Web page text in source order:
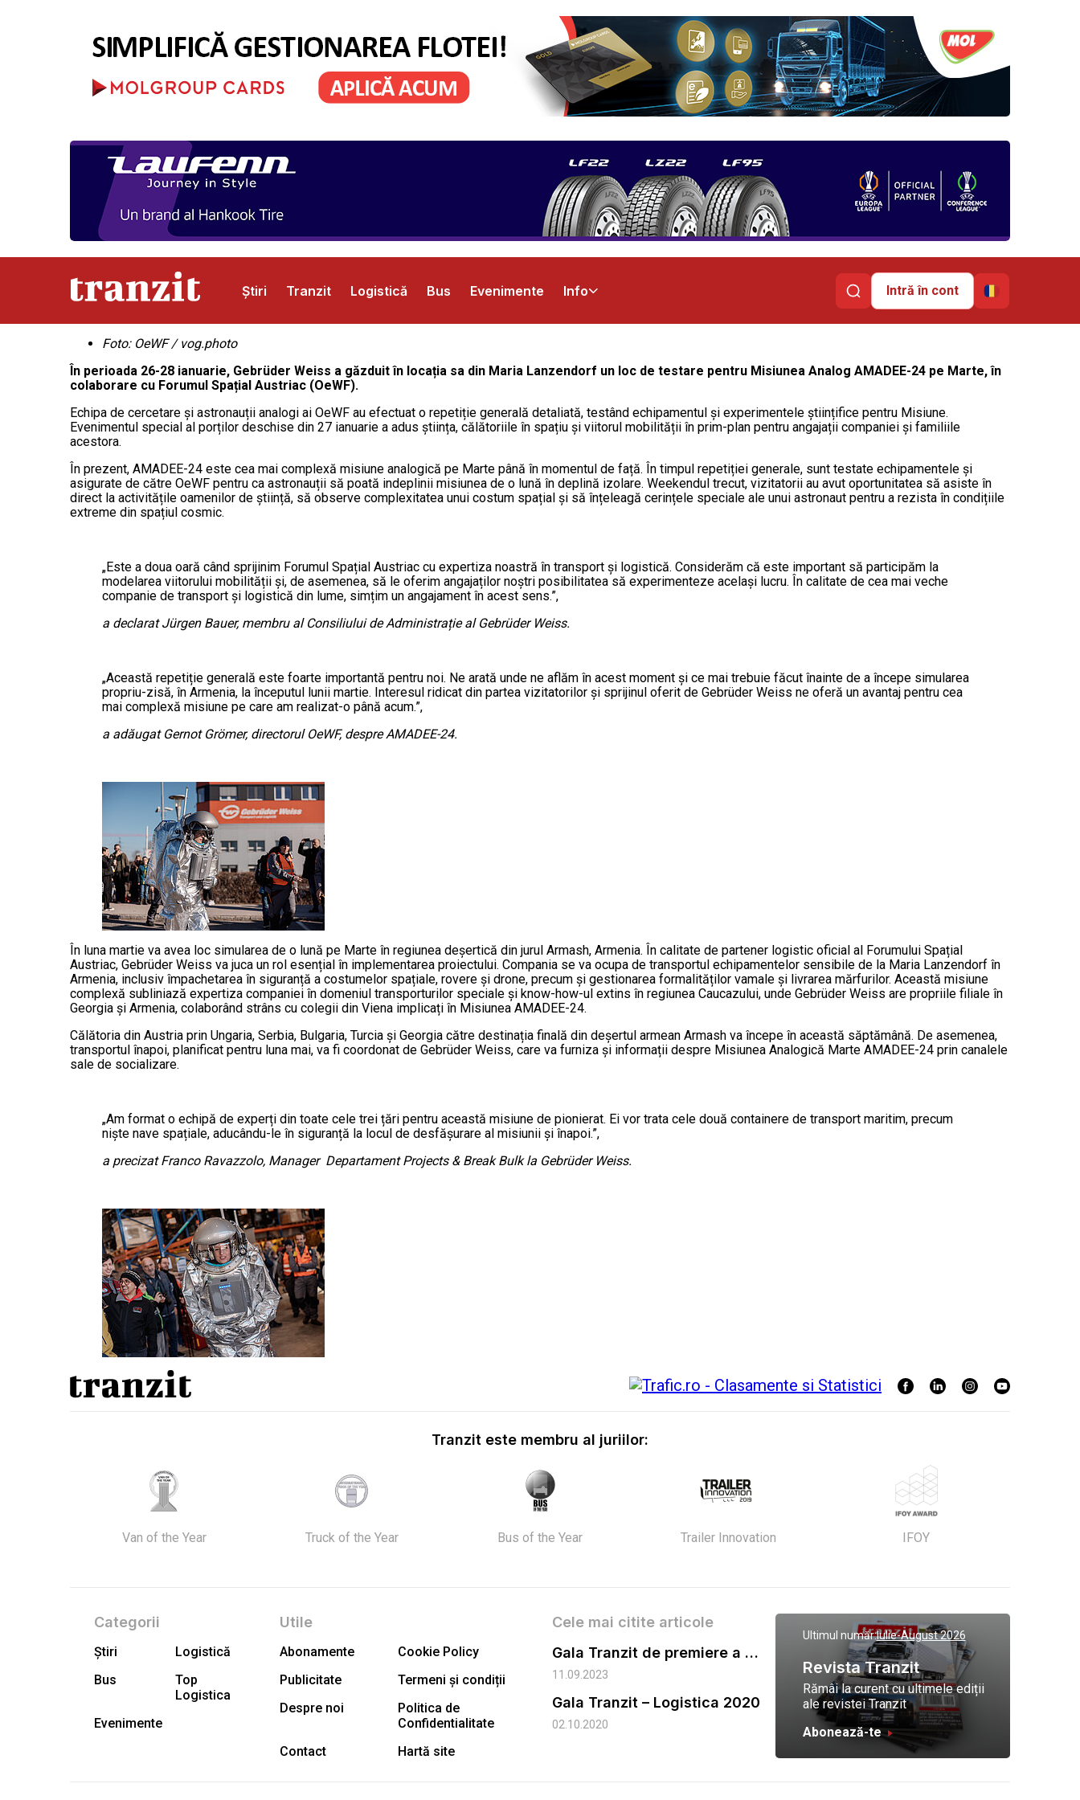
Știri Tranzit Logistică Bus Evenimente Info
Abonamente Publicitate
Intră în cont
Foto: OeWF / vog.photo
În perioada 26-28 ianuarie, Gebrüder Weiss a găzduit în locația sa din Maria Lanzendorf un loc de testare pentru Misiunea Analog AMADEE-24 pe Marte, în
colaborare cu Forumul Spațial Austriac (OeWF).
Echipa de cercetare și astronauții analogi ai OeWF au efectuat o repetiție generală detaliată, testând echipamentul și experimentele științifice pentru Misiune.
Evenimentul special al porților deschise din 27 ianuarie a adus știința, călătoriile în spațiu și viitorul mobilității în prim-plan pentru angajații companiei și familiile
acestora.
În prezent, AMADEE-24 este cea mai complexă misiune analogică pe Marte până în momentul de față. În timpul repetiției generale, sunt testate echipamentele și
asigurate de către OeWF pentru ca astronauții să poată indeplinii misiunea de o lună în deplină izolare. Weekendul trecut, vizitatorii au avut oportunitatea să asiste în
direct la activitățile oamenilor de știință, să observe complexitatea unui costum spațial și să înțeleagă cerințele speciale ale unui astronaut pentru a rezista în condițiile
extreme din spațiul cosmic.
„Este a doua oară când sprijinim Forumul Spațial Austriac cu expertiza noastră în transport și logistică. Considerăm că este important să participăm la
modelarea viitorului mobilității și, de asemenea, să le oferim angajaților noștri posibilitatea să experimenteze același lucru. În calitate de cea mai veche
companie de transport și logistică din lume, simțim un angajament în acest sens.”,
a declarat Jürgen Bauer, membru al Consiliului de Administrație al Gebrüder Weiss.
„Această repetiție generală este foarte importantă pentru noi. Ne arată unde ne aflăm în acest moment și ce mai trebuie făcut înainte de a începe simularea
propriu-zisă, în Armenia, la începutul lunii martie. Interesul ridicat din partea vizitatorilor și sprijinul oferit de Gebrüder Weiss ne oferă un avantaj pentru cea
mai complexă misiune pe care am realizat-o până acum.”,
a adăugat Gernot Grömer, directorul OeWF, despre AMADEE-24.
În luna martie va avea loc simularea de o lună pe Marte în regiunea deșertică din jurul Armash, Armenia. În calitate de partener logistic oficial al Forumului Spațial
Austriac, Gebrüder Weiss va juca un rol esențial în implementarea proiectului. Compania se va ocupa de transportul echipamentelor sensibile de la Maria Lanzendorf în
Armenia, inclusiv împachetarea în siguranță a costumelor spațiale, rovere și drone, precum și gestionarea formalităților vamale și livrarea mărfurilor. Această misiune
complexă subliniază expertiza companiei în domeniul transporturilor speciale și know-how-ul extins în regiunea Caucazului, unde Gebrüder Weiss are propriile filiale în
Georgia și Armenia, colaborând strâns cu colegii din Viena implicați în Misiunea AMADEE-24.
Călătoria din Austria prin Ungaria, Serbia, Bulgaria, Turcia și Georgia către destinația finală din deșertul armean Armash va începe în această săptămână. De asemenea,
transportul înapoi, planificat pentru luna mai, va fi coordonat de Gebrüder Weiss, care va furniza și informații despre Misiunea Analogică Marte AMADEE-24 prin canalele
sale de socializare.
„Am format o echipă de experți din toate cele trei țări pentru această misiune de pionierat. Ei vor trata cele două containere de transport maritim, precum
niște nave spațiale, aducându-le în siguranță la locul de desfășurare al misiunii și înapoi.”,
a precizat Franco Ravazzolo, Manager Departament Projects & Break Bulk la Gebrüder Weiss.
Tranzit este membru al juriilor:
Van of the Year Truck of the Year Bus of the Year Trailer Innovation IFOY
Categorii
Știri
Logistică
Bus
Top
Logistica
Evenimente
Utile
Abonamente
Cookie Policy
Publicitate
Termeni și condiții
Despre noi
Politica de
Confidentialitate
Contact
Hartă site
Cele mai citite articole
Gala Tranzit de premiere a celor mai eficienti operatori de transport marfa 2023
11.09.2023
Gala Tranzit – Logistica 2020
02.10.2020
Ultimul număr:Iulie-August 2026
Revista Tranzit
Rămâi la curent cu ultimele ediții
ale revistei Tranzit
Abonează-te